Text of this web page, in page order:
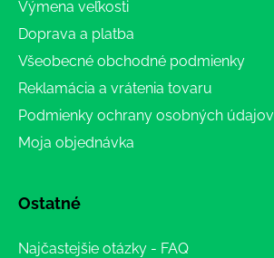
Výmena veľkosti
Doprava a platba
Všeobecné obchodné podmienky
Reklamácia a vrátenia tovaru
Podmienky ochrany osobných údajov
Moja objednávka
Ostatné
Najčastejšie otázky - FAQ